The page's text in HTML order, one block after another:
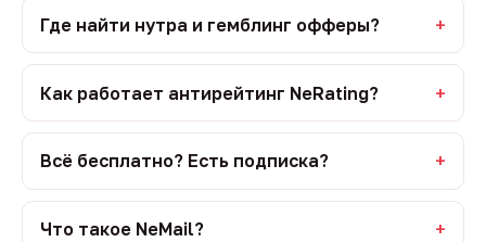
Где найти нутра и гемблинг офферы?
Как работает антирейтинг NeRating?
Всё бесплатно? Есть подписка?
Что такое NeMail?